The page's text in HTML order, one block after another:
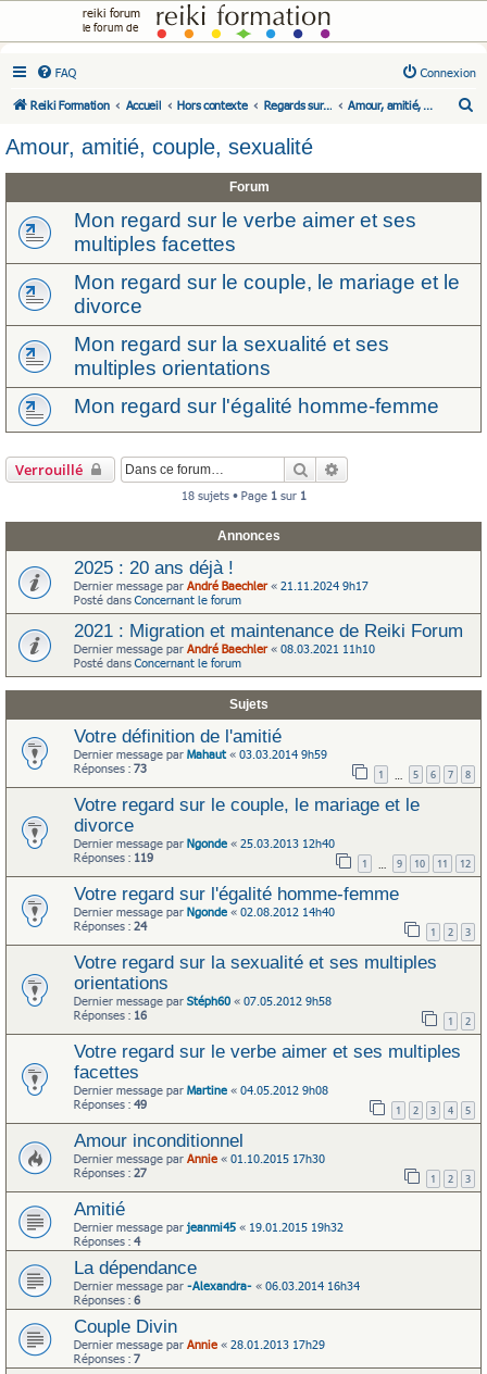
reiki forum
FAQ Connexion
Reiki Formation Accueil Hors contexte Regards sur... Amour, amitié, couple, sexualité
c
Amour, amitié, couple, sexualité
Forum
Mon regard sur le verbe aimer et ses
multiples facettes
Mon regard sur le couple, le mariage et le
divorce
Mon regard sur la sexualité et ses
multiples orientations
Mon regard sur l'égalité homme-femme
Verrouillé Rechercher
18 sujets • Page 1sur 1
Annonces
2025 : 20 ans déjà !
Dernier message par André Baechler« 21.11.2024 9h17
Posté dansConcernant le forum
2021 : Migration et maintenance de Reiki Forum
Dernier message par André Baechler« 08.03.2021 11h10
Posté dansConcernant le forum
Sujets
Votre définition de l'amitié
Dernier message par Mahaut« 03.03.2014 9h59
Réponses : 73 1 5 6 7 8
Votre regard sur le couple, le mariage et le
divorce
Dernier message par Ngonde « 25.03.2013 12h40
Réponses : 119 1 9 10 11 12
Votre regard sur l'égalité homme-femme
Dernier message par Ngonde « 02.08.2012 14h40
Réponses : 24 1 2 3
Votre regard sur la sexualité et ses multiples
orientations
Dernier message par Stéph60 « 07.05.2012 9h58
Réponses : 16 1 2
Votre regard sur le verbe aimer et ses multiples
facettes
Dernier message par Martine « 04.05.2012 9h08
Réponses : 49 1 2 3 4 5
Amour inconditionnel
Dernier message par Annie « 01.10.2015 17h30
Réponses : 27 1 2 3
Amitié
Dernier message par jeanmi45 « 19.01.2015 19h32
Réponses : 4
La dépendance
Dernier message par -Alexandra- « 06.03.2014 16h34
Réponses : 6
Couple Divin
Dernier message par Annie « 28.01.2013 17h29
Réponses : 7
le forum de